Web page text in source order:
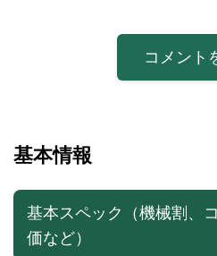
コメント
基本情報
基本スペック（機械割、
価など）